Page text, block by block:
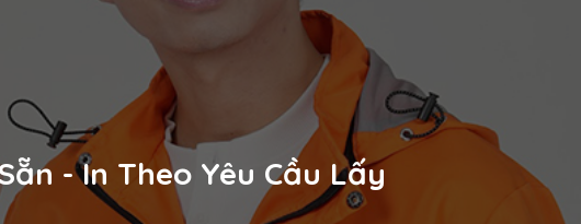
- In Theo Yêu Cầu Lấy